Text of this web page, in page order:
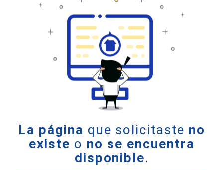
La página que solicitaste no
existe o no se encuentra
disponible.